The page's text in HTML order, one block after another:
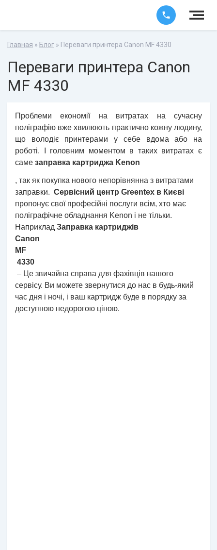
Главная » Блог » Переваги принтера Canon MF 4330
Переваги принтера Canon
MF 4330
Проблеми економії на витратах на сучасну
поліграфію вже хвилюють практично кожну людину,
що володіє принтерами у себе вдома або на
роботі. І головним моментом в таких витратах є
саме заправка картриджа Kenon
, так як покупка нового непорівнянна з витратами
заправки. Сервісний центр Greentex в Києві
пропонує свої професійні послуги всім, хто має
поліграфічне обладнання Kenon і не тільки.
Наприклад Заправка картриджів
Canon
MF
4330
– Це звичайна справа для фахівців нашого
сервісу. Ви можете звернутися до нас в будь-який
час дня і ночі, і ваш картридж буде в порядку за
доступною недорогою ціною.